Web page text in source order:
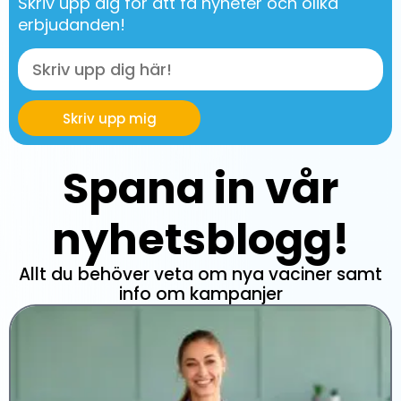
erbjudanden!
Skriv upp mig
Spana in vår
nyhetsblogg!
Allt du behöver veta om nya vaciner samt
info om kampanjer